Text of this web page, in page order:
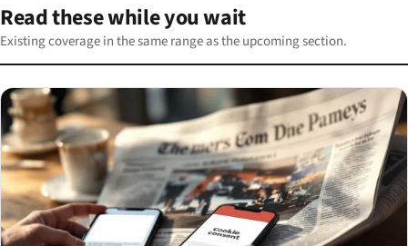
Read these while you wait
Existing coverage in the same range as the upcoming section.